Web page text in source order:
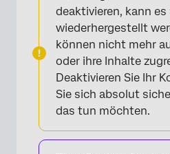
deaktivieren, kann
wiederhergestellt
können nicht mehr
oder ihre Inhalte
Deaktivieren Sie Ihr
Sie sich absolut
das tun möchten.